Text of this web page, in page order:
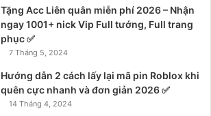
Tặng Acc Liên quân miễn phí 2026 – Nhận
ngay 1001+ nick Vip Full tướng, Full trang
phục ✅
7 Tháng 5, 2024
Hướng dẫn 2 cách lấy lại mã pin Roblox khi
quên cực nhanh và đơn giản 2026 ✅
14 Tháng 4, 2024